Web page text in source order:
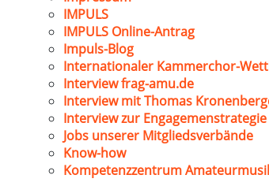
IMPULS
IMPULS Online-Antrag
Impuls-Blog
Internationaler Kammerchor-
Interview frag-amu.de
Interview mit Thomas
Interview zur
Jobs unserer Mitgliedsverbände
Know-how
Kompetenzzentrum